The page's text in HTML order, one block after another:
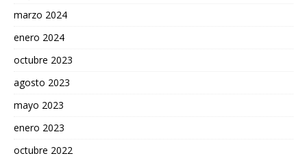
marzo 2024
enero 2024
octubre 2023
agosto 2023
mayo 2023
enero 2023
octubre 2022